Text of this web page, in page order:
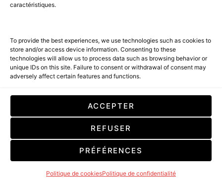
caractéristiques.
To provide the best experiences, we use technologies such as cookies to
store and/or access device information. Consenting to these
technologies will allow us to process data such as browsing behavior or
unique IDs on this site. Failure to consent or withdrawal of consent may
adversely affect certain features and functions.
ACCEPTER
REFUSER
PRÉFÉRENCES
Politique de cookiesPolitique de confidentialité
2 MINUTE READ